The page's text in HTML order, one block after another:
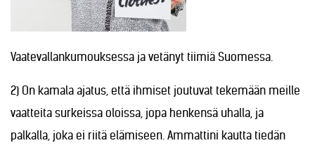
Vaatevallankumouksessa ja vetänyt tiimiä Suomessa.
2) On kamala ajatus, että ihmiset joutuvat tekemään meille
vaatteita surkeissa oloissa, jopa henkensä uhalla, ja
palkalla, joka ei riitä elämiseen. Ammattini kautta tiedän